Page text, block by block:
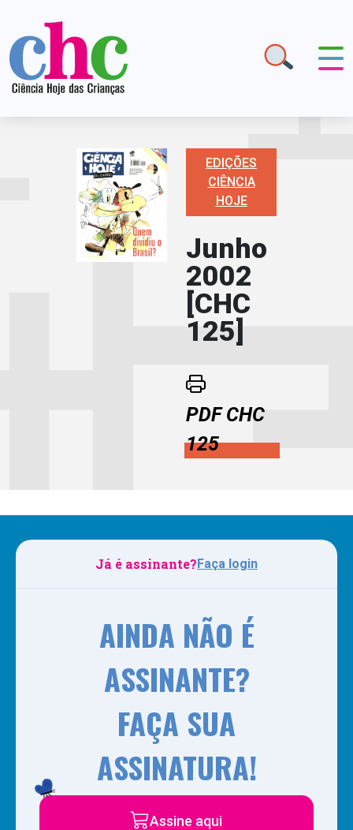
EDIÇÕES
CIÊNCIA
HOJE
Junho
2002
[CHC
125]
PDF CHC
125
Já é assinante?Faça login
AINDA NÃO É
ASSINANTE?
FAÇA SUA
ASSINATURA!
Assine aqui